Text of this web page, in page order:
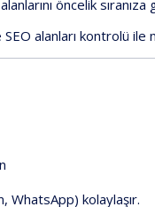
alanlarını öncelik sıranıza
SEO alanları kontrolü ile
WhatsApp) kolaylaşır.